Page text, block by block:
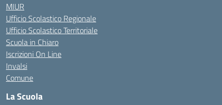
MIUR
Ufficio Scolastico Regionale
Ufficio Scolastico Territoriale
Scuola in Chiaro
Iscrizioni On Line
Invalsi
Comune
La Scuola